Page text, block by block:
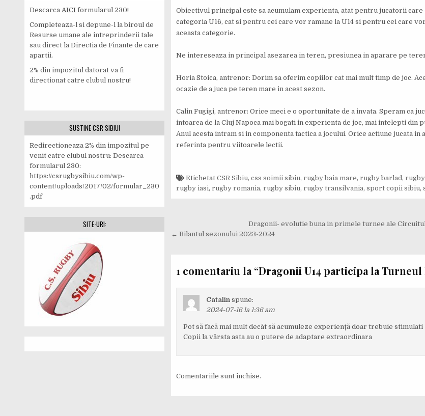
DescarcaAICI formularul 230!
Completeaza-l si depune-l la biroul de
Resurse umane ale intreprinderii tale
sau direct la Directia de Finante de care
apartii.
2% din impozitul datorat va fi
directionat catre clubul nostru!
SUSTINE CSR SIBIU!
Redirectioneaza 2% din impozitul pe
venit catre clubul nostru: Descarca
formularul 230:
https://csrugbysibiu.com/wp-
content/uploads/2017/02/formular_230
.pdf
SITE-URI:
Obiectivul principal este sa acumulam experienta, atat pentru jucatorii care
categoria U16, cat si pentru cei care vor ramane la U14 si pentru cei care
aceasta categorie.
Ne intereseaza in principal asezarea in teren, presiunea in aparare pe
Horia Stoica, antrenor: Dorim sa oferim copiilor cat mai mult timp de joc.
ocazie de a juca pe teren mare in acest sezon.
Calin Fugigi, antrenor: Orice meci e o oportunitate de a invata. Speram ca
intoarca de la Cluj Napoca mai bogati in experienta de joc, mai intelepti din
Anul acesta intram si in componenta tactica a jocului. Orice actiune jucata in
referinta pentru viitoarele lectii.
Etichetat CSR Sibiu, css soimii sibiu, rugby baia mare, rugby barlad,
rugby iasi, rugby romania, rugby sibiu, rugby transilvania, sport copii sibiu,
în
Dragonii- evolutie buna in primele turnee ale
← Bilantul sezonului 2023-2024
1 comentariu la “Dragonii U14 participa la Turneul
Catalin spune:
2024-07-16 la 1:36 am
Pot să facă mai mult decât să acumuleze experiență doar trebuie stimulati
Copii la vârsta asta au o putere de adaptare extraordinara
Comentariile sunt închise.